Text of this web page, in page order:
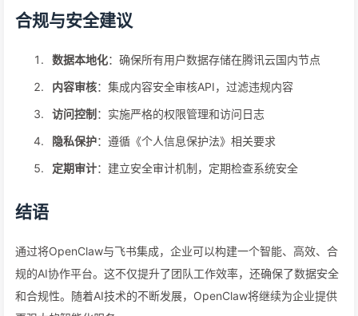
合规与安全建议
数据本地化：确保所有用户数据存储在腾讯云国内节点
内容审核：集成内容安全审核API，过滤违规内容
访问控制 ：实施严格的权限管理和访问日志
隐私保护：遵循《个人信息保护法》相关要求
定期审计：建立安全审计机制，定期检查系统安全
结语
通过将OpenClaw与飞书集成，企业可以构建一个智能、高效、合
规的AI协作平台。这不仅提升了团队工作效率，还确保了数据安全
和合规性。随着AI技术的不断发展，OpenClaw将继续为企业提供